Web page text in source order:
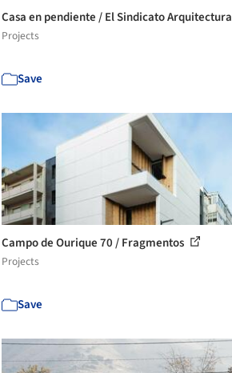
Casa en pendiente / El Sindicato Arquitectura
Projects
Save
Campo de Ourique 70 / Fragmentos
Projects
Save